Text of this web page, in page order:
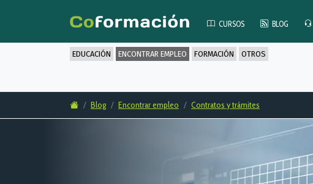
CURSOS BLOG
EDUCACIÓN ENCONTRAR EMPLEO FORMACIÓN OTROS
Blog Encontrar empleo Contratos y trámites